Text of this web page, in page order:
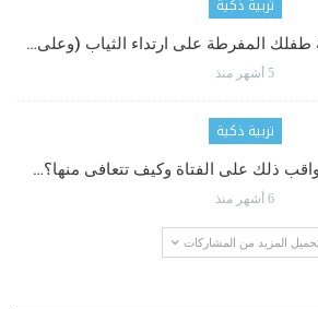
تربية ذكية
المفرطة على ارتداء الثياب (وعلى…
5 أشهر منذ
تربية ذكية
ذلك على الفتاة وكيف تتعافى منها؟…
6 أشهر منذ
المزيد من المشاركات